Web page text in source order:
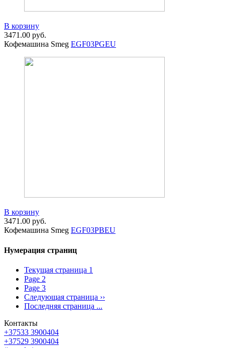
В корзину
3471.00 руб.
Кофемашина Smeg EGF03PGEU
В корзину
3471.00 руб.
Кофемашина Smeg EGF03PBEU
Нумерация страниц
Текущая страница 1
Page 2
Page 3
Следующая страница ››
Последняя страница ...
Контакты
+37533 3900404
+37529 3900404